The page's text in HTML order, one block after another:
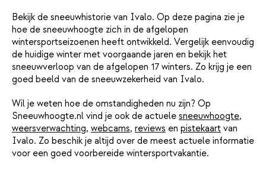
Bekijk de sneeuwhistorie van Ivalo. Op deze pagina zie je
hoe de sneeuwhoogte zich in de afgelopen
wintersportseizoenen heeft ontwikkeld. Vergelijk eenvoudig
de huidige winter met voorgaande jaren en bekijk het
sneeuwverloop van de afgelopen 17 winters. Zo krijg je een
goed beeld van de sneeuwzekerheid van Ivalo.
Wil je weten hoe de omstandigheden nu zijn? Op
Sneeuwhoogte.nl vind je ook de actuele sneeuwhoogte,
weersverwachting, webcams, reviews en pistekaart van
Ivalo. Zo beschik je altijd over de meest actuele informatie
voor een goed voorbereide wintersportvakantie.